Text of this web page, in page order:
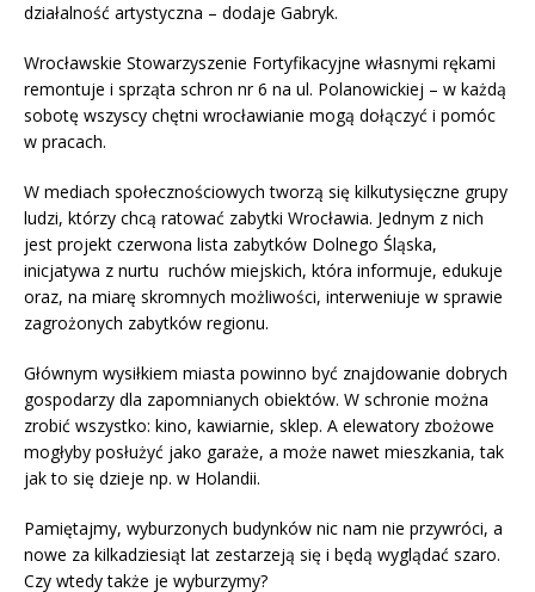
działalność artystyczna – dodaje Gabryk.
Wrocławskie Stowarzyszenie Fortyfikacyjne własnymi rękami
remontuje i sprząta schron nr 6 na ul. Polanowickiej – w każdą
sobotę wszyscy chętni wrocławianie mogą dołączyć i pomóc
w pracach.
W mediach społecznościowych tworzą się kilkutysięczne grupy
ludzi, którzy chcą ratować zabytki Wrocławia. Jednym z nich
jest projekt czerwona lista zabytków Dolnego Śląska,
inicjatywa z nurtu ruchów miejskich, która informuje, edukuje
oraz, na miarę skromnych możliwości, interweniuje w sprawie
zagrożonych zabytków regionu.
Głównym wysiłkiem miasta powinno być znajdowanie dobrych
gospodarzy dla zapomnianych obiektów. W schronie można
zrobić wszystko: kino, kawiarnie, sklep. A elewatory zbożowe
mogłyby posłużyć jako garaże, a może nawet mieszkania, tak
jak to się dzieje np. w Holandii.
Pamiętajmy, wyburzonych budynków nic nam nie przywróci, a
nowe za kilkadziesiąt lat zestarzeją się i będą wyglądać szaro.
Czy wtedy także je wyburzymy?